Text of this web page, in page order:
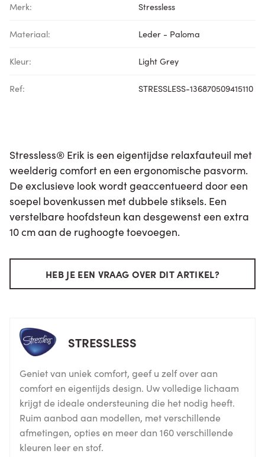
Merk: Stressless
Materiaal: Leder - Paloma
Kleur: Light Grey
Ref: STRESSLESS-136870509415110
Stressless® Erik is een eigentijdse relaxfauteuil met
weelderig comfort en een ergonomische pasvorm.
De exclusieve look wordt geaccentueerd door een
soepel bovenkussen met dubbele stiksels. Een
verstelbare hoofdsteun kan desgewenst een extra
10 cm aan de rughoogte toevoegen.
HEB JE EEN VRAAG OVER DIT ARTIKEL?
STRESSLESS
Geniet van uniek comfort, geef u zelf over aan
comfort en eigentijds design. Uw volledige lichaam
krijgt de ideale ondersteuning die het nodig heeft.
Ruim aanbod aan modellen, met verschillende
afmetingen, opties en meer dan 160 verschillende
kleuren leer en stof.